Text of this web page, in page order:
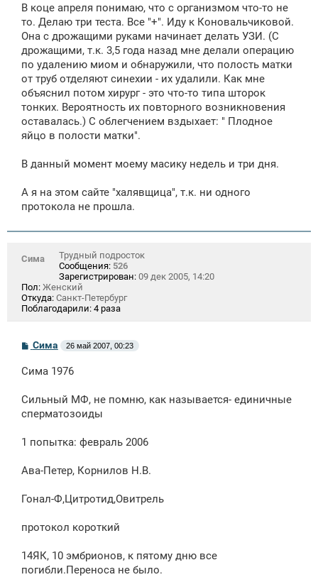
В коце апреля понимаю, что с организмом что-то не
то. Делаю три теста. Все "+". Иду к Коновальчиковой.
Она с дрожащими руками начинает делать УЗИ. (С
дрожащими, т.к. 3,5 года назад мне делали операцию
по удалению миом и обнаружили, что полость матки
от труб отделяют синехии - их удалили. Как мне
объяснил потом хирург - это что-то типа шторок
тонких. Вероятность их повторного возникновения
оставалась.) С облегчением вздыхает: " Плодное
яйцо в полости матки".
В данный момент моему масику недель и три дня.
А я на этом сайте "халявщица", т.к. ни одного
протокола не прошла.
Сима
Трудный подросток
Сообщения: 526
Зарегистрирован: 09 дек 2005, 14:20
Пол: Женский
Откуда: Санкт-Петербург
Поблагодарили: 4 раза
С
о
б
н
и
Сима 26 май 2007, 00:23
Сима 1976
Сильный МФ, не помню, как называется- единичные
сперматозоиды
1 попытка: февраль 2006
Ава-Петер, Корнилов Н.В.
Гонал-Ф,Цитротид,Овитрель
протокол короткий
14ЯК, 10 эмбрионов, к пятому дню все
погибли.Переноса не было.